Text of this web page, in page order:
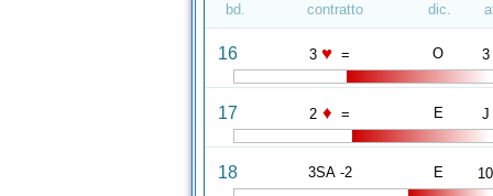
bd. contratto dic.
16 3 ♥ = O 3
17 2 ♦ = E J
18 3SA -2 E 10